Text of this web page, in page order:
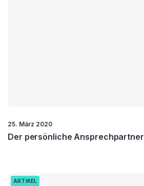
25. März 2020
Der persönliche Ansprechpartner
ARTIKEL